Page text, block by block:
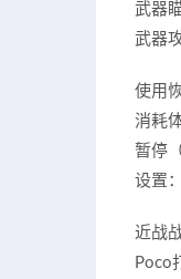
武器
武器
使用
消耗
暂停
设置
近战
Poco